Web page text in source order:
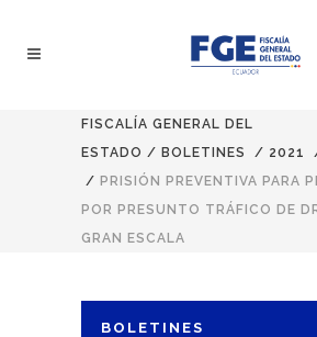
FISCALÍA GENERAL DEL
ESTADO / BOLETINES / 2021
/ PRISIÓN PREVENTIVA PARA
POR PRESUNTO TRÁFICO DE
GRAN ESCALA
BOLETINES